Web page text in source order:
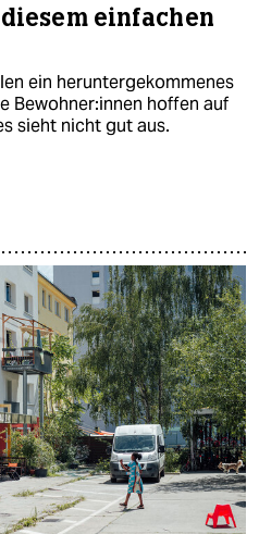
einfachen
ein heruntergekommenes
Be­woh­ne­r:in­nen hoffen auf
sieht nicht gut aus.